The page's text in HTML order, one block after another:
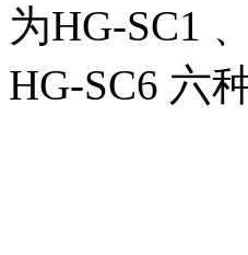
为HG-
HG-SC6 六